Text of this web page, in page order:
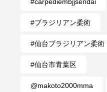
#ブラジリアン柔術
#仙台ブラジリアン柔術
#仙台市青葉区
@makoto2000mma